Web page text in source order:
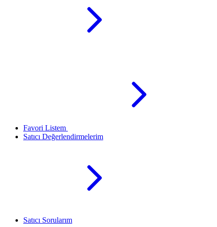
Favori Listem
Satıcı Değerlendirmelerim
Satıcı Sorularım